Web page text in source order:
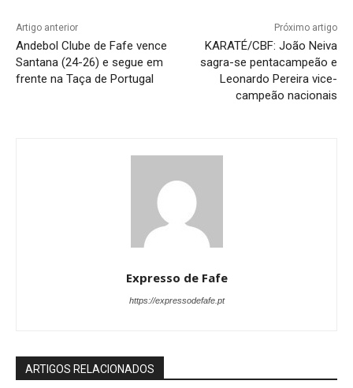
Artigo anterior
Andebol Clube de Fafe vence
Santana (24-26) e segue em
frente na Taça de Portugal
Próximo artigo
KARATÉ/CBF: João Neiva
sagra-se pentacampeão e
Leonardo Pereira vice-
campeão nacionais
Expresso de Fafe
https://expressodefafe.pt
ARTIGOS RELACIONADOS